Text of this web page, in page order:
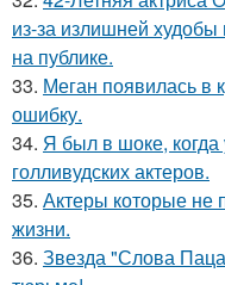
из-за излишней
на публике.
33. Меган появилась в
ошибку.
34. Я был в шоке,
голливудских актеров.
35. Актеры которые не
жизни.
36. Звезда "Слова